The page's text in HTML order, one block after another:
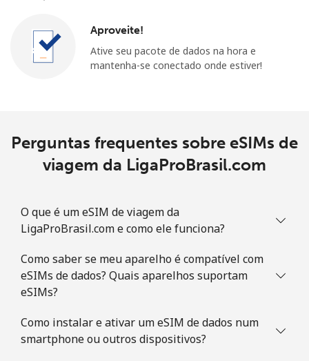
Aproveite!
Ative seu pacote de dados na hora e
mantenha-se conectado onde estiver!
Perguntas frequentes sobre eSIMs de
viagem da LigaProBrasil.com
O que é um eSIM de viagem da
LigaProBrasil.com e como ele funciona?
Como saber se meu aparelho é compatível com
eSIMs de dados? Quais aparelhos suportam
eSIMs?
Como instalar e ativar um eSIM de dados num
smartphone ou outros dispositivos?